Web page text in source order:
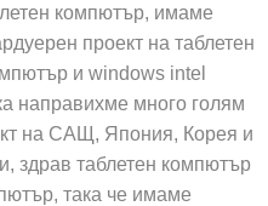
компютър, имаме
проект на таблетен
и windows intel
направихме много голям
на САЩ, Япония, Корея и
здрав таблетен компютър
така че имаме